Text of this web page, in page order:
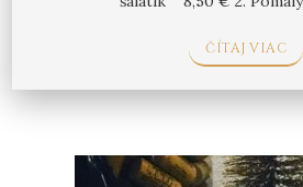
ČÍTAJ VIAC